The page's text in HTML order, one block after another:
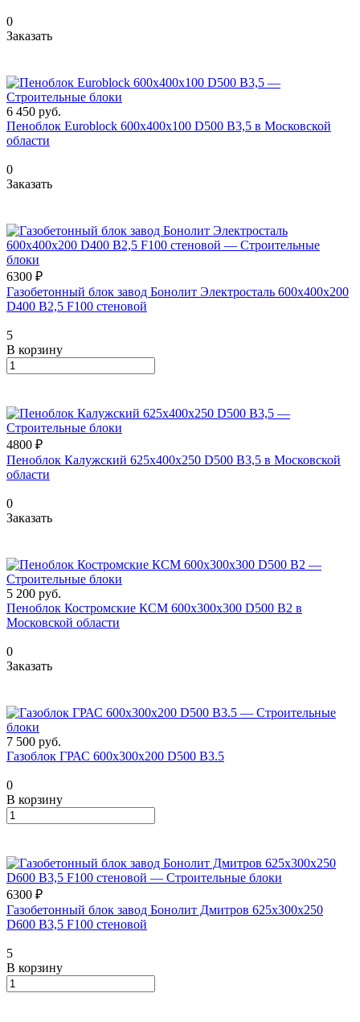
0
Заказать
6 450 руб.
Пеноблок Euroblock 600х400х100 D500 В3,5 в Московской
области
0
Заказать
6300 ₽
Газобетонный блок завод Бонолит Электросталь 600х400х200
D400 B2,5 F100 стеновой
5
В корзину
4800 ₽
Пеноблок Калужский 625х400х250 D500 В3,5 в Московской
области
0
Заказать
5 200 руб.
Пеноблок Костромские КСМ 600х300х300 D500 B2 в
Московской области
0
Заказать
7 500 руб.
Газоблок ГРАС 600х300х200 D500 В3.5
0
В корзину
6300 ₽
Газобетонный блок завод Бонолит Дмитров 625х300х250
D600 В3,5 F100 стеновой
5
В корзину